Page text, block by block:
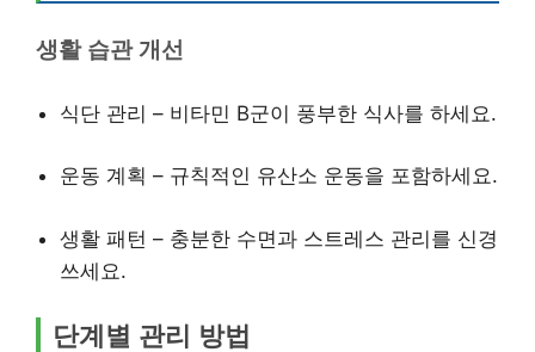
생활 습관 개선
식단 관리 – 비타민 B군이 풍부한 식사를 하세요.
운동 계획 – 규칙적인 유산소 운동을 포함하세요.
생활 패턴 – 충분한 수면과 스트레스 관리를 신경
쓰세요.
단계별 관리 방법